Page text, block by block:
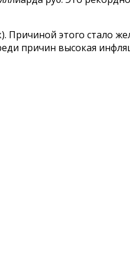
Причиной этого стало
причин высокая